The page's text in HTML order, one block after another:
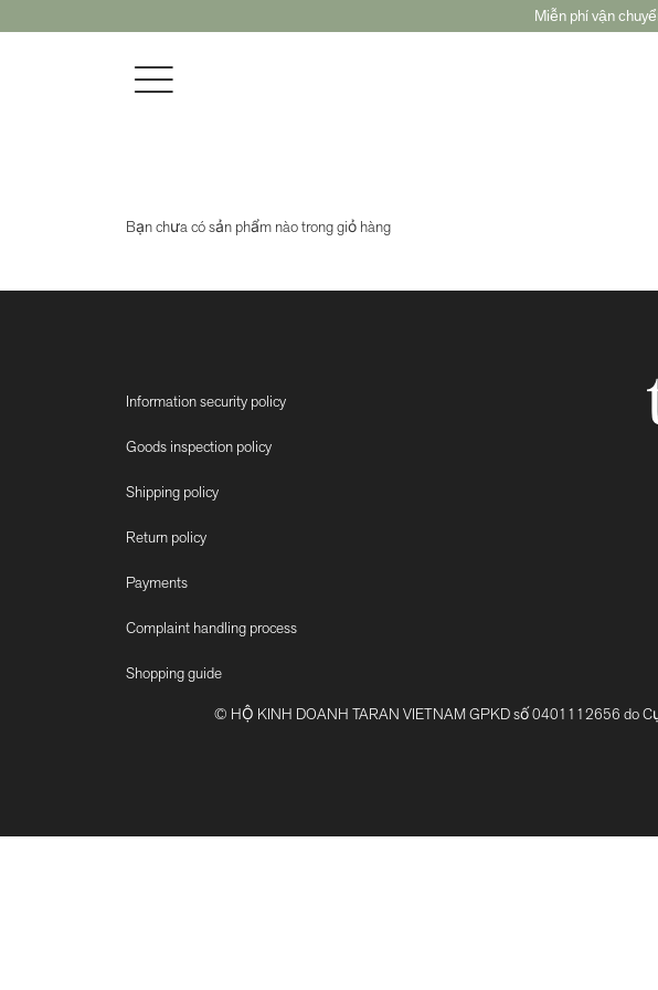
Miễn phí vận
Bạn chưa có sản phẩm nào trong giỏ hàng
Information security policy
Goods inspection policy
Shipping policy
Return policy
Payments
Complaint handling process
Shopping guide
© HỘ KINH DOANH TARAN VIETNAM GPKD số 0401112656 do